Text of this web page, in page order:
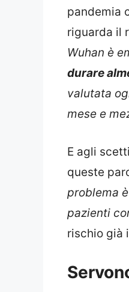
pandemia
riguarda il
Wuhan è
durare
valutata
mese e
E agli
queste
problema
pazienti
rischio già